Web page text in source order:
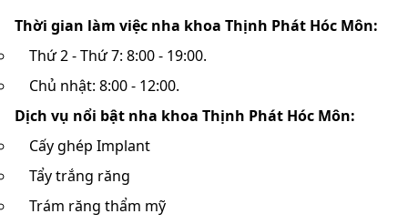
Thời gian làm việc nha khoa Thịnh Phát Hóc Môn:
Thứ 2 - Thứ 7: 8:00 - 19:00.
Chủ nhật: 8:00 - 12:00.
Dịch vụ nổi bật nha khoa Thịnh Phát Hóc Môn:
Cấy ghép Implant
Tẩy trắng răng
Trám răng thẩm mỹ